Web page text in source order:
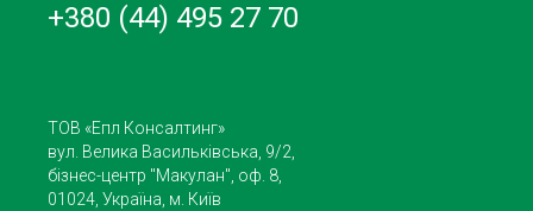
+380 (44) 495 27 70
ТОВ «Епл Консалтинг»
вул. Велика Васильківська, 9/2,
бізнес-центр "Макулан", оф. 8,
01024, Україна, м. Київ